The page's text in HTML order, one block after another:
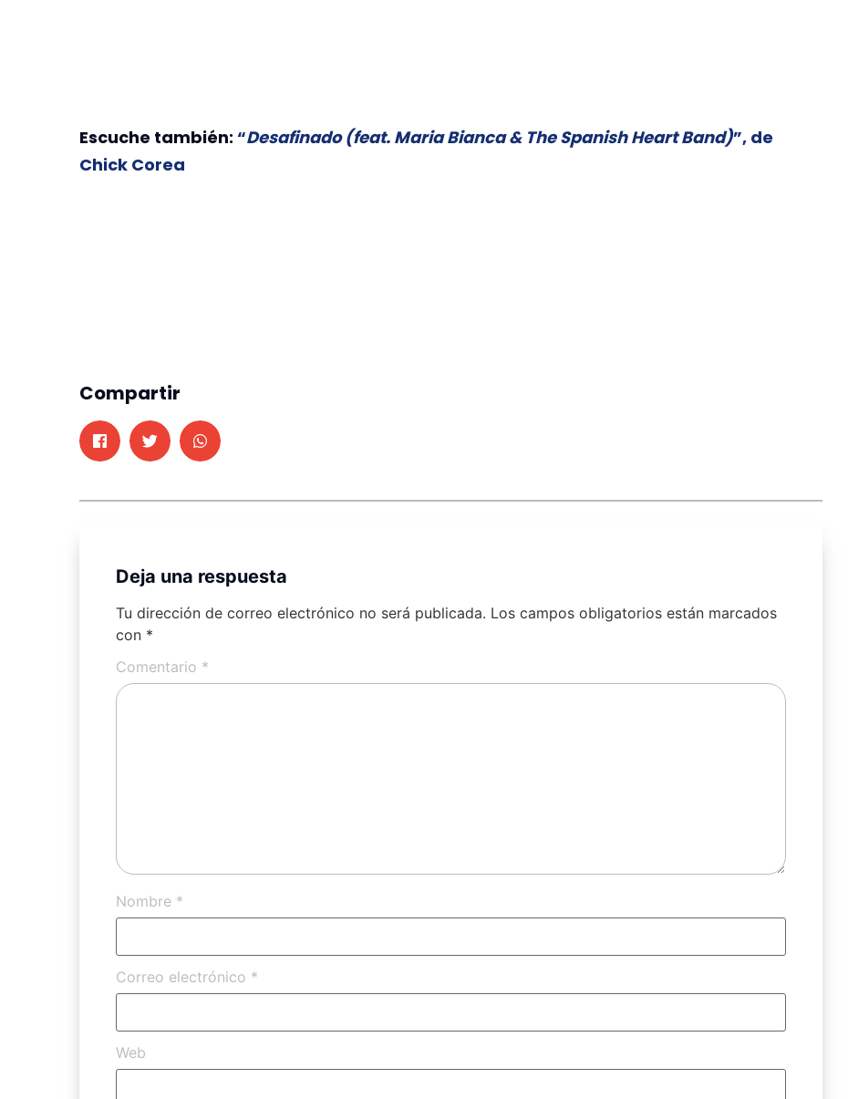
Escuche también: “Desafinado (feat. Maria Bianca & The Spanish Heart Band)”, de
Chick Corea
Compartir
Deja una respuesta
Tu dirección de correo electrónico no será publicada. Los campos obligatorios están marcados
con *
Comentario *
Nombre *
Correo electrónico *
Web